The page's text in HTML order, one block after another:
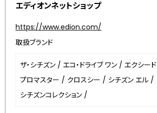
エディオンネットショップ
https://www.edion.com/
取扱ブランド
ザ・シチズン / エコ・ドライブ ワン / エクシード
プロマスター / クロスシー / シチズン エル /
シチズンコレクション /